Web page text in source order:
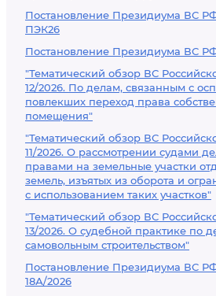
Постановление Президиума ВС РФ
ПЭК26
Постановление Президиума ВС РФ
"Тематический обзор ВС
12/2026. По делам, связанным с
повлекших переход права
помещения"
"Тематический обзор ВС
11/2026. О рассмотрении судами
правами на земельные участки
земель, изъятых из оборота и
с использованием таких участков"
"Тематический обзор ВС
13/2026. О судебной практике по
самовольным строительством"
Постановление Президиума ВС РФ
18А/2026